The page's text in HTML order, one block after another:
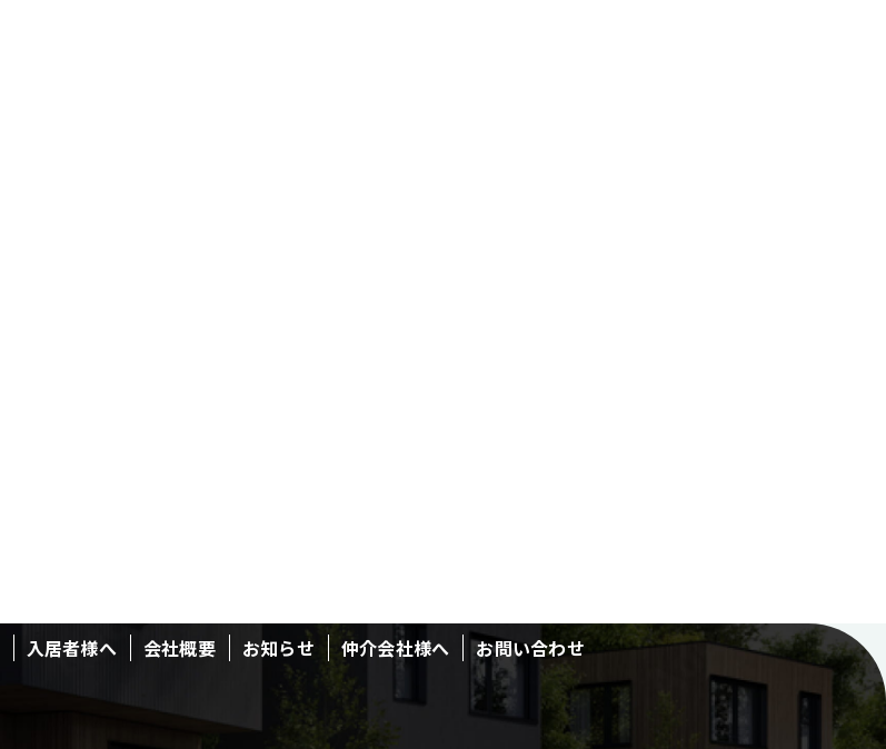
入居者様へ 会社概要 お知らせ 仲介会社様へ お問い合わせ